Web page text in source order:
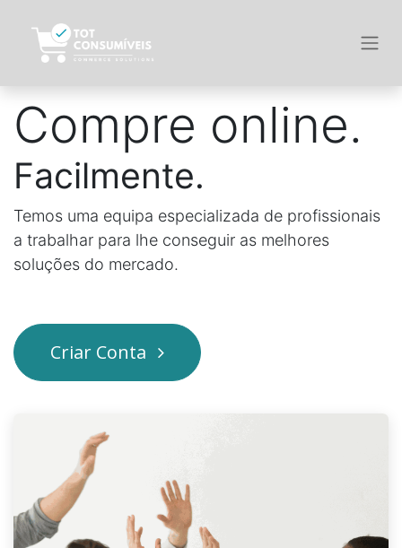
Compre online.
Facilmente.
Temos uma equipa especializada de profissionais
a trabalhar para lhe conseguir as melhores
soluções do mercado.
Criar Conta